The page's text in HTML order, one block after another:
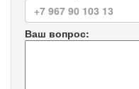
Ваш вопрос: